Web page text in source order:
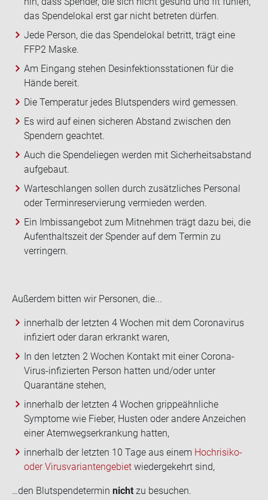
das Spendelokal erst gar nicht betreten dürfen.
Jede Person, die das Spendelokal betritt, trägt eine
FFP2 Maske.
Am Eingang stehen Desinfektionsstationen für die
Hände bereit.
Die Temperatur jedes Blutspenders wird gemessen.
Es wird auf einen sicheren Abstand zwischen den
Spendern geachtet.
Auch die Spendeliegen werden mit Sicherheitsabstand
aufgebaut.
Warteschlangen sollen durch zusätzliches Personal
oder Terminreservierung vermieden werden.
Ein Imbissangebot zum Mitnehmen trägt dazu bei, die
Aufenthaltszeit der Spender auf dem Termin zu
verringern.
Au­ßer­dem bit­ten wir Per­so­nen, die...
innerhalb der letzten 4 Wochen mit dem Coronavirus
infiziert oder daran erkrankt waren,
In den letzten 2 Wochen Kontakt mit einer Corona-
Virus-infizierten Person hatten und/oder unter
Quarantäne stehen,
innerhalb der letzten 4 Wochen grippeähnliche
Symptome wie Fieber, Husten oder andere Anzeichen
einer Atemwegserkrankung hatten,
innerhalb der letzten 10 Tage aus einem Hochrisiko-
oder Virusvariantengebiet wiedergekehrt sind,
…den Blut­spen­de­ter­min nicht zu be­su­chen.